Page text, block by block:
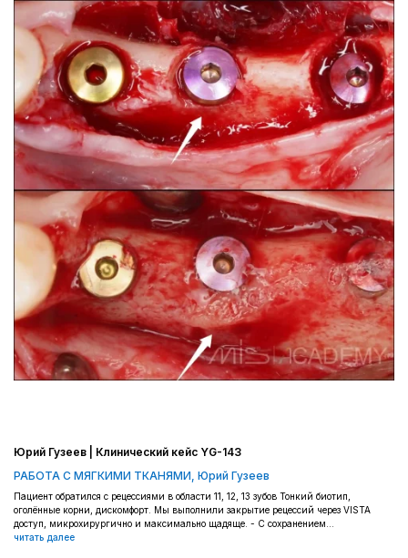
Юрий Гузеев | Клинический кейс YG-143
РАБОТА С МЯГКИМИ ТКАНЯМИ, Юрий Гузеев
Пациент обратился с рецессиями в области 11, 12, 13 зубов Тонкий биотип,
оголённые корни, дискомфорт. Мы выполнили закрытие рецессий через VISTA
доступ, микрохирургично и максимально щадяще. - С сохранением...
читать далее